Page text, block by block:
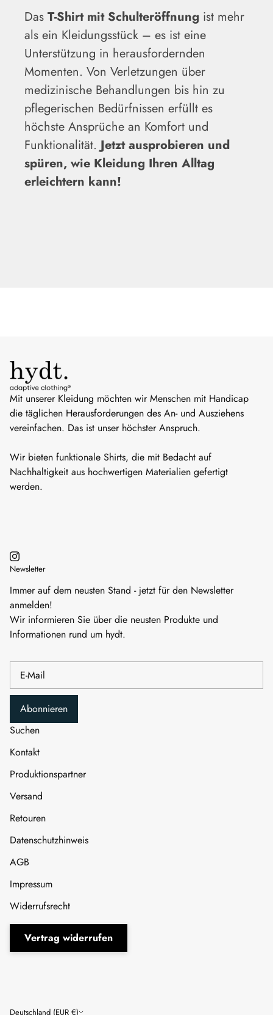
Das T-Shirt mit Schulteröffnung ist mehr
als ein Kleidungsstück – es ist eine
Unterstützung in herausfordernden
Momenten. Von Verletzungen über
medizinische Behandlungen bis hin zu
pflegerischen Bedürfnissen erfüllt es
höchste Ansprüche an Komfort und
Funktionalität.Jetzt ausprobieren und
spüren, wie Kleidung Ihren Alltag
erleichtern kann!
Mit unserer Kleidung möchten wir Menschen mit Handicap
die täglichen Herausforderungen des An- und Ausziehens
vereinfachen. Das ist unser höchster Anspruch.
Wir bieten funktionale Shirts, die mit Bedacht auf
Nachhaltigkeit aus hochwertigen Materialien gefertigt
werden.
Newsletter
Immer auf dem neusten Stand - jetzt für den Newsletter
anmelden!
Wir informieren Sie über die neusten Produkte und
Informationen rund um hydt.
Abonnieren
Suchen
Kontakt
Produktionspartner
Versand
Retouren
Datenschutzhinweis
AGB
Impressum
Widerrufsrecht
Vertrag widerrufen
Währung
Deutschland (EUR €)